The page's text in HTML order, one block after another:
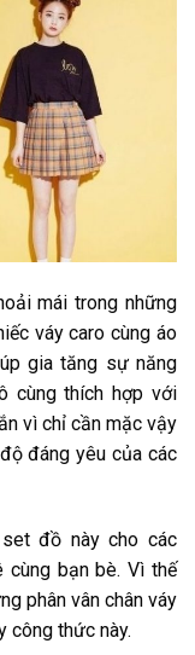
mái trong những
váy caro cùng áo
gia tăng sự năng
cùng thích hợp với
vì chỉ cần mặc vậy
đáng yêu của các
đồ này cho các
cùng bạn bè. Vì thế
phân vân chân váy
công thức này.